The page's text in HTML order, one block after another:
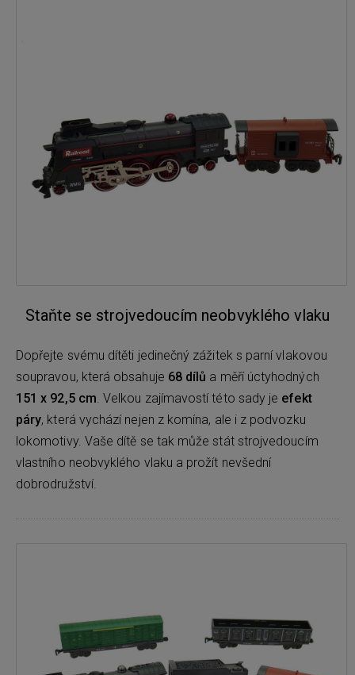
Staňte se strojvedoucím neobvyklého vlaku
Dopřejte svému dítěti jedinečný zážitek s parní vlakovou
soupravou, která obsahuje 68 dílů a měří úctyhodných
151 x 92,5 cm . Velkou zajímavostí této sady je efekt
páry, která vychází nejen z komína, ale i z podvozku
lokomotivy. Vaše dítě se tak může stát strojvedoucím
vlastního neobvyklého vlaku a prožít nevšední
dobrodružství.